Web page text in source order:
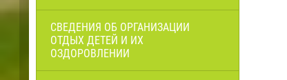
СВЕДЕНИЯ ОБ ОРГАНИЗАЦИИ
ОТДЫХ ДЕТЕЙ И ИХ
ОЗДОРОВЛЕНИИ